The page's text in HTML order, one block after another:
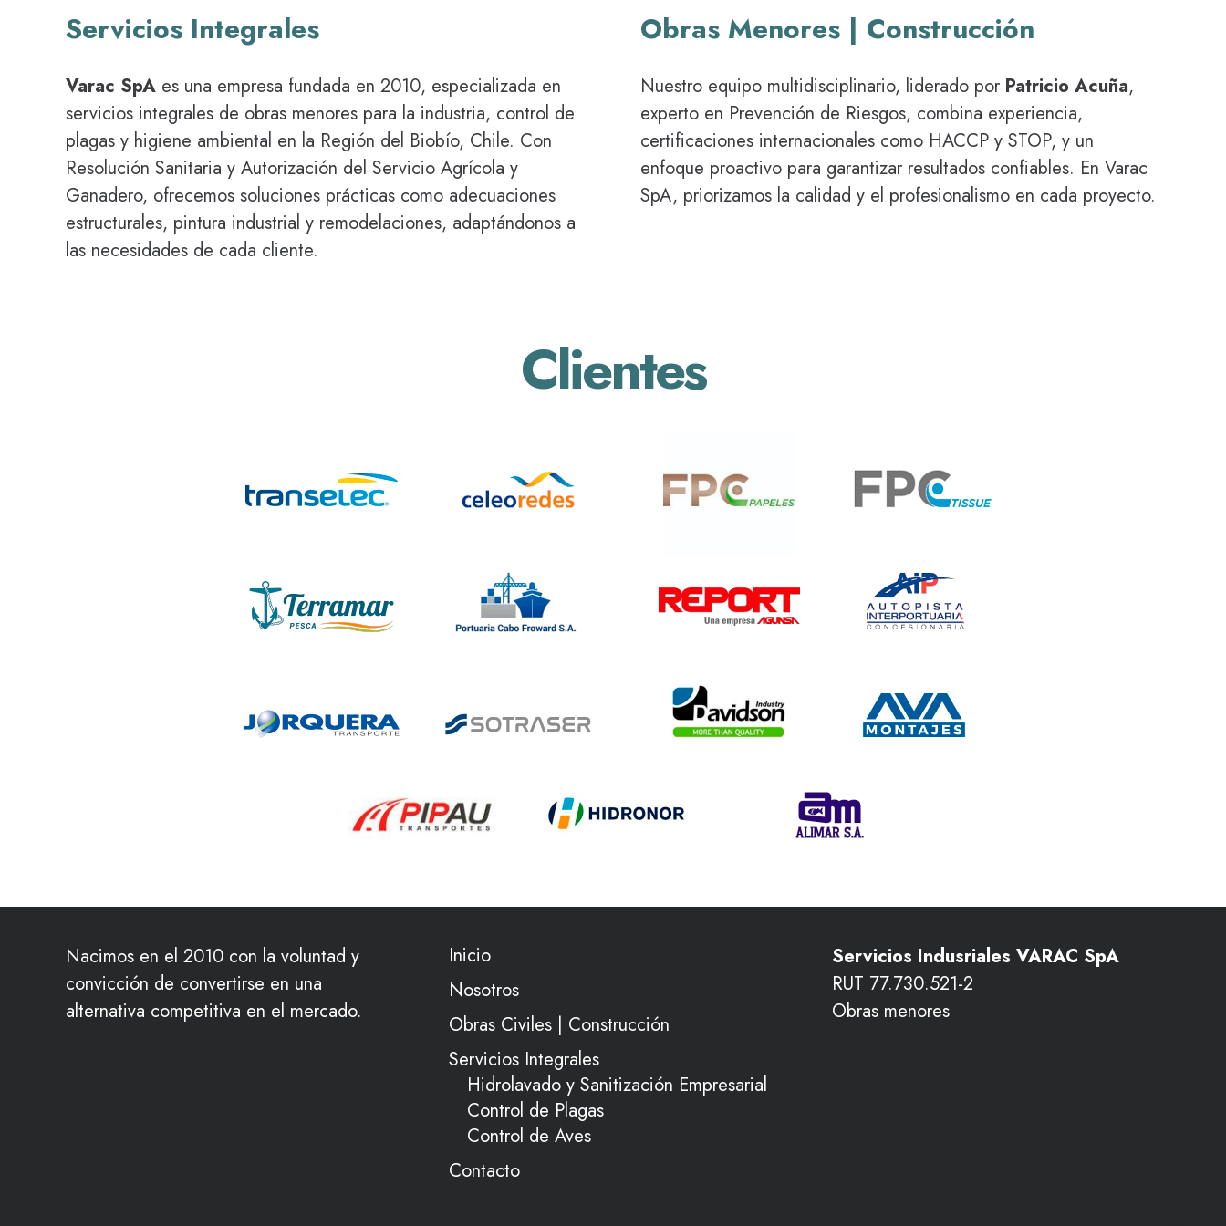
Servicios Integrales
Varac SpA es una empresa fundada en 2010, especializada en
servicios integrales de obras menores para la industria, control de
plagas y higiene ambiental en la Región del Biobío, Chile. Con
Resolución Sanitaria y Autorización del Servicio Agrícola y
Ganadero, ofrecemos soluciones prácticas como adecuaciones
estructurales, pintura industrial y remodelaciones, adaptándonos a
las necesidades de cada cliente.
Obras Menores | Construcción
Nuestro equipo multidisciplinario, liderado por Patricio Acuña,
experto en Prevención de Riesgos, combina experiencia,
certificaciones internacionales como HACCP y STOP, y un
enfoque proactivo para garantizar resultados confiables. En Varac
SpA, priorizamos la calidad y el profesionalismo en cada proyecto.
Clientes
Nacimos en el 2010 con la voluntad y
convicción de convertirse en una
alternativa competitiva en el mercado.
Inicio
Nosotros
Obras Civiles | Construcción
Servicios Integrales
Hidrolavado y Sanitización Empresarial
Control de Plagas
Control de Aves
Contacto
Servicios Indusriales VARAC SpA
RUT 77.730.521-2
Obras menores